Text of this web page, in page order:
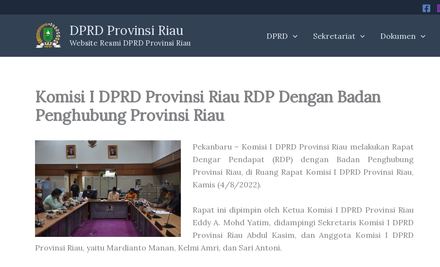
DPRD Provinsi Riau
Website Resmi DPRD Provinsi Riau
DPRD Sekretariat Dokumen
Komisi I DPRD Provinsi Riau RDP Dengan Badan
Penghubung Provinsi Riau
Pekanbaru – Komisi I DPRD Provinsi Riau melakukan Rapat
Dengar Pendapat (RDP) dengan Badan Penghubung
Provinsi Riau, di Ruang Rapat Komisi I DPRD Provinsi Riau,
Kamis (4/8/2022).
Rapat ini dipimpin oleh Ketua Komisi I DPRD Provinsi Riau
Eddy A. Mohd Yatim, didampingi Sekretaris Komisi I DPRD
Provinsi Riau Abdul Kasim, dan Anggota Komisi I DPRD
Provinsi Riau, yaitu Mardianto Manan, Kelmi Amri, dan Sari Antoni.